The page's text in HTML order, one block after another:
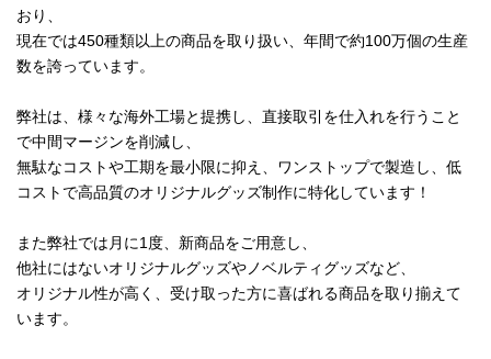
おり、
現在では450種類以上の商品を取り扱い、年間で約100万個の生産
数を誇っています。
弊社は、様々な海外工場と提携し、直接取引を仕入れを行うこと
で中間マージンを削減し、
無駄なコストや工期を最小限に抑え、ワンストップで製造し、低
コストで高品質のオリジナルグッズ制作に特化しています！
また弊社では月に1度、新商品をご用意し、
他社にはないオリジナルグッズやノベルティグッズなど、
オリジナル性が高く、受け取った方に喜ばれる商品を取り揃えて
います。